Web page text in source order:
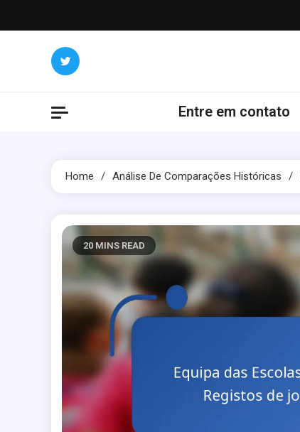
to
Entre em contato
Home Análise De Comparações Históricas
20 MINS READ